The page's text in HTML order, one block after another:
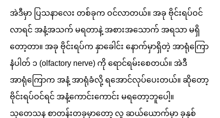
အဲဒီမှာ ပြသနာလေး တစ်ခုက ဝင်လာတယ်။ အခု ဗိုင်းရပ်ဝင်
လာရင် အနံ့အသက် မရတာနဲ့ အစားအသောက် အရသာ မရှိ
တော့တာ။ အခု ဗိုင်းရပ်က နှာခေါင်း နောက်မှာရှိတဲ့ အာရုံကြော
နံပါတ် ၁ (olfactory nerve) ကို ရောင်ရမ်းစေတယ်။ အဲဒီ
အာရုံကြောက အနံ့ အာရုံခံလို့ ရအောင်လုပ်ပေးတယ်။ ဆိုတော့
ဗိုင်းရပ်ဝင်ရင် အနံ့ကောင်းကောင်း မရတော့ဘူပေါ့။
သုတေသန စာတန်းတခုမှာတော့ လူ ဆယ်ယောက်မှာ ခုနှစ်